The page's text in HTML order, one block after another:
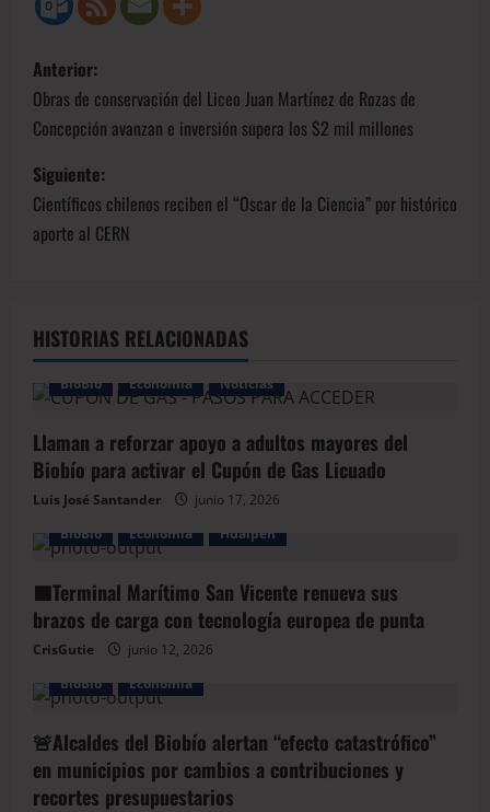
Anterior:
Obras de conservación del Liceo Juan Martínez de Rozas de
Concepción avanzan e inversión supera los $2 mil millones
Siguiente:
Científicos chilenos reciben el “Oscar de la Ciencia” por histórico
aporte al CERN
HISTORIAS RELACIONADAS
BioBio Economía Noticias
Llaman a reforzar apoyo a adultos mayores del
Biobío para activar el Cupón de Gas Licuado
Luis José Santander
junio 17, 2026
BioBio
Economía Hualpen
🟩Terminal Marítimo San Vicente renueva sus
brazos de carga con tecnología europea de punta
CrisGutie
junio 12, 2026
BioBio
Economía
🚨Alcaldes del Biobío alertan “efecto catastrófico”
en municipios por cambios a contribuciones y
recortes presupuestarios